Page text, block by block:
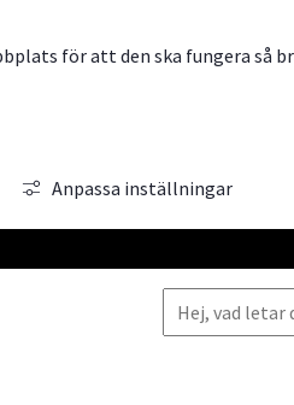
för att den ska fungera så
Anpassa inställningar